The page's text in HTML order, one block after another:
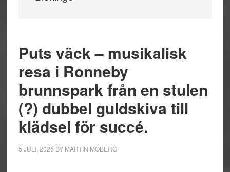
Puts väck – musikalisk
resa i Ronneby
brunnspark från en stulen
(?) dubbel guldskiva till
klädsel för succé.
5 JULI, 2026 BY MARTIN MOBERG